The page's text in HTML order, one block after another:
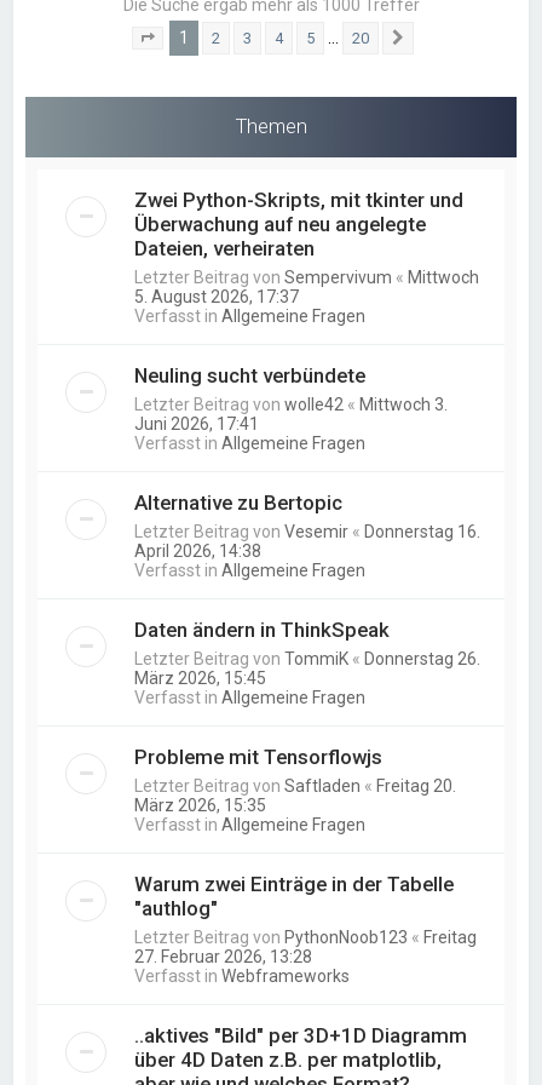
Die Suche ergab mehr als 1000 Treffer
Seite von 20
1 2 3 4 5 … 20
Themen
Zwei Python-Skripts, mit tkinter und
Überwachung auf neu angelegte
Dateien, verheiraten
Letzter Beitrag vonSempervivum « Mittwoch
5. August 2026, 17:37
Verfasst inAllgemeine Fragen
Neuling sucht verbündete
Letzter Beitrag vonwolle42 « Mittwoch 3.
Juni 2026, 17:41
Verfasst inAllgemeine Fragen
Alternative zu Bertopic
Letzter Beitrag vonVesemir « Donnerstag 16.
April 2026, 14:38
Verfasst inAllgemeine Fragen
Daten ändern in ThinkSpeak
Letzter Beitrag vonTommiK « Donnerstag 26.
März 2026, 15:45
Verfasst inAllgemeine Fragen
Probleme mit Tensorflowjs
Letzter Beitrag vonSaftladen « Freitag 20.
März 2026, 15:35
Verfasst inAllgemeine Fragen
Warum zwei Einträge in der Tabelle
"authlog"
Letzter Beitrag von PythonNoob123 « Freitag
27. Februar 2026, 13:28
Verfasst inWebframeworks
..aktives "Bild" per 3D+1D Diagramm
über 4D Daten z.B. per matplotlib,